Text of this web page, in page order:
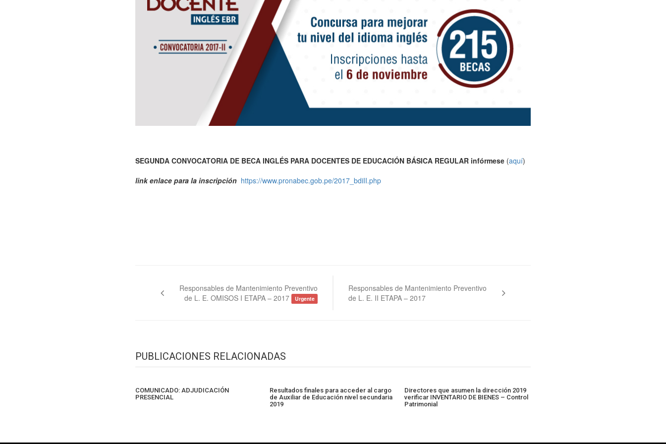
SEGUNDA CONVOCATORIA DE BECA INGLÉS PARA DOCENTES DE EDUCACIÓN BÁSICA REGULAR infórmese (aquí)
link enlace para la inscripción https://www.pronabec.gob.pe/2017_bdiII.php
entradas
Responsables de Mantenimiento Preventivo
de L. E. OMISOS I ETAPA – 2017 Urgente
Responsables de Mantenimiento Preventivo
de L. E. II ETAPA – 2017
PUBLICACIONES RELACIONADAS
COMUNICADO: ADJUDICACIÓN
PRESENCIAL
Resultados finales para acceder al cargo
de Auxiliar de Educación nivel secundaria
2019
Directores que asumen la dirección 2019
verificar INVENTARIO DE BIENES – Control
Patrimonial